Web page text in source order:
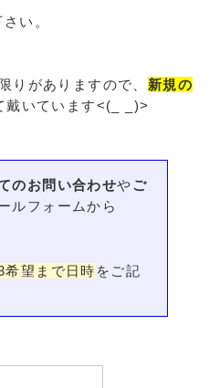
い。
りがありますので、 新規の
戴いています<(_ _)>
のお問い合わせやご
ルフォームから
希望まで日時 をご記